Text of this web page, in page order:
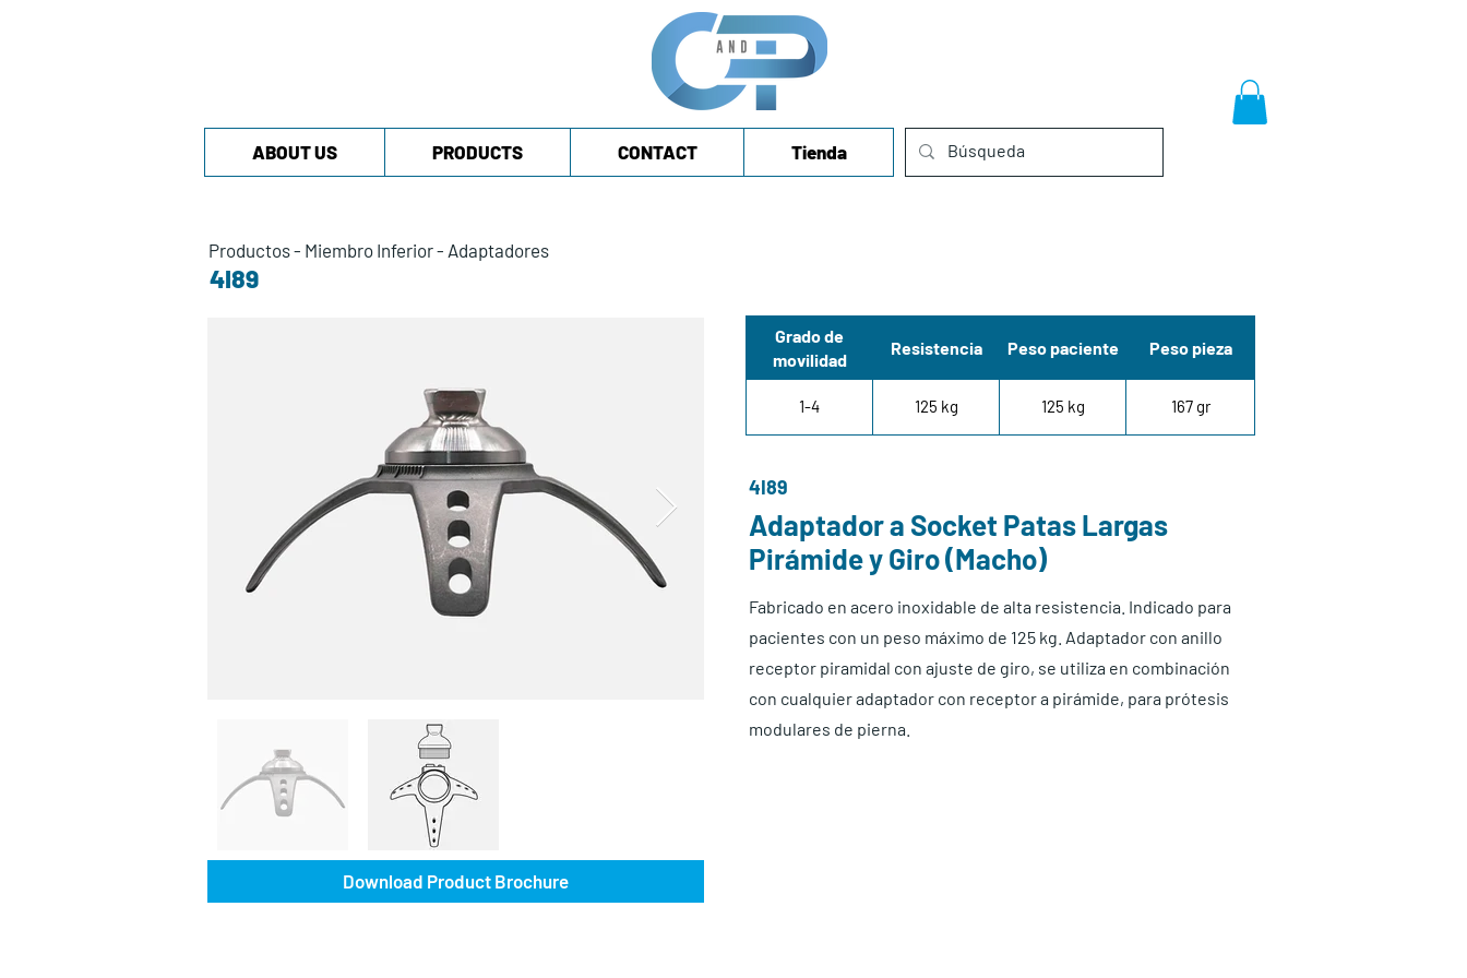
ABOUT US PRODUCTS CONTACT Tienda
Productos- Miembro Inferior- Adaptadores
4I89
Download Product Brochure
Grado de
movilidad
Resistencia Peso paciente Peso pieza
1-4 125 kg 125 kg 167 gr
4I89
Adaptador a Socket Patas Largas
Pirámide y Giro (Macho)
Fabricado en acero inoxidable de alta resistencia. Indicado para
pacientes con un peso máximo de 125 kg. Adaptador con anillo
receptor piramidal con ajuste de giro, se utiliza en combinación
con cualquier adaptador con receptor a pirámide, para prótesis
modulares de pierna.